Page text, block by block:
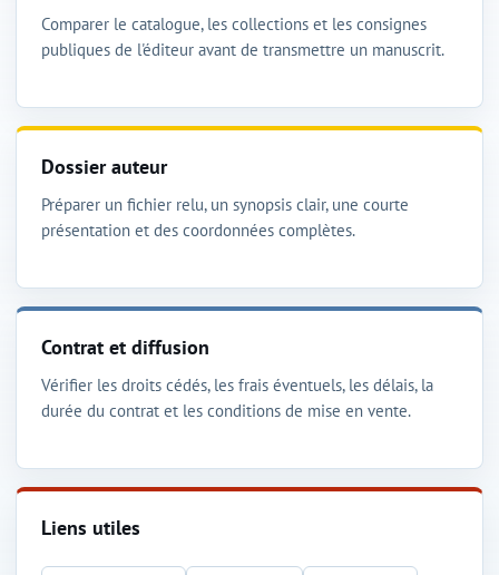
Comparer le catalogue, les collections et les consignes
publiques de l'éditeur avant de transmettre un manuscrit.
Dossier auteur
Préparer un fichier relu, un synopsis clair, une courte
présentation et des coordonnées complètes.
Contrat et diffusion
Vérifier les droits cédés, les frais éventuels, les délais, la
durée du contrat et les conditions de mise en vente.
Liens utiles